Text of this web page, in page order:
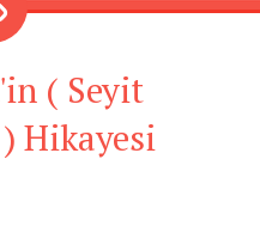
( Seyit
) Hikayesi